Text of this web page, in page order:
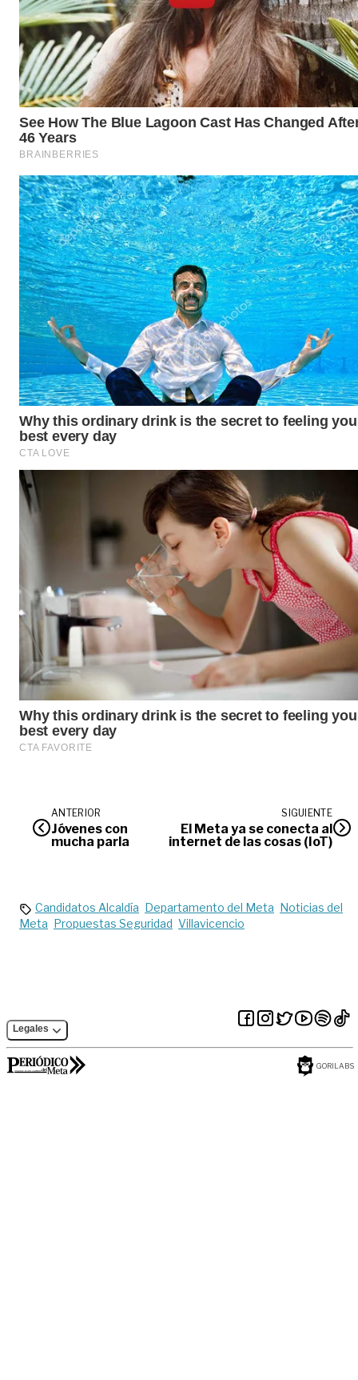
ANTERIOR
Jóvenes con
mucha parla
SIGUIENTE
El Meta ya se conecta al
internet de las cosas (IoT)
Candidatos Alcaldía Departamento del Meta Noticias del
Meta Propuestas Seguridad Villavicencio
Legales
GORILABS